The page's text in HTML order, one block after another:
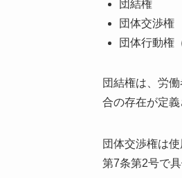
団結権
団体交渉権
団体行動権
団結権は、労
合の存在が定
団体交渉権は
第7条第2号で